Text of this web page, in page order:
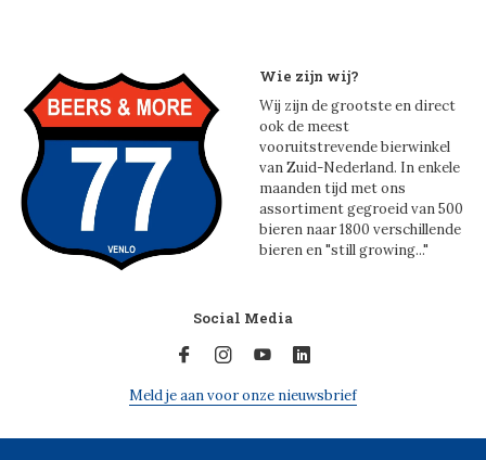
Wie zijn wij?
Wij zijn de grootste en direct
ook de meest
vooruitstrevende bierwinkel
van Zuid-Nederland. In enkele
maanden tijd met ons
assortiment gegroeid van 500
bieren naar 1800 verschillende
bieren en "still growing..."
Social Media
Meld je aan voor onze nieuwsbrief